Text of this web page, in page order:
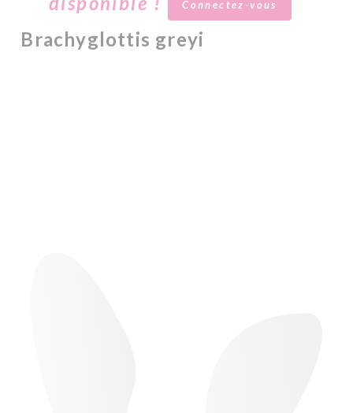
Connectez-vous
Brachyglottis greyi